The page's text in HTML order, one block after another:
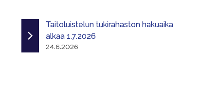
Taitoluistelun tukirahaston hakuaika
alkaa 1.7.2026
24.6.2026